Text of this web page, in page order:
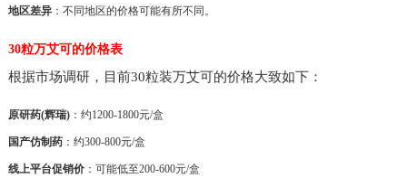
地区差异：不同地区的价格可能有所不同。
30粒万艾可的价格表
根据市场调研，目前30粒装万艾可的价格大致如下：
原研药(辉瑞)：约1200-1800元/盒
国产仿制药：约300-800元/盒
线上平台促销价：可能低至200-600元/盒